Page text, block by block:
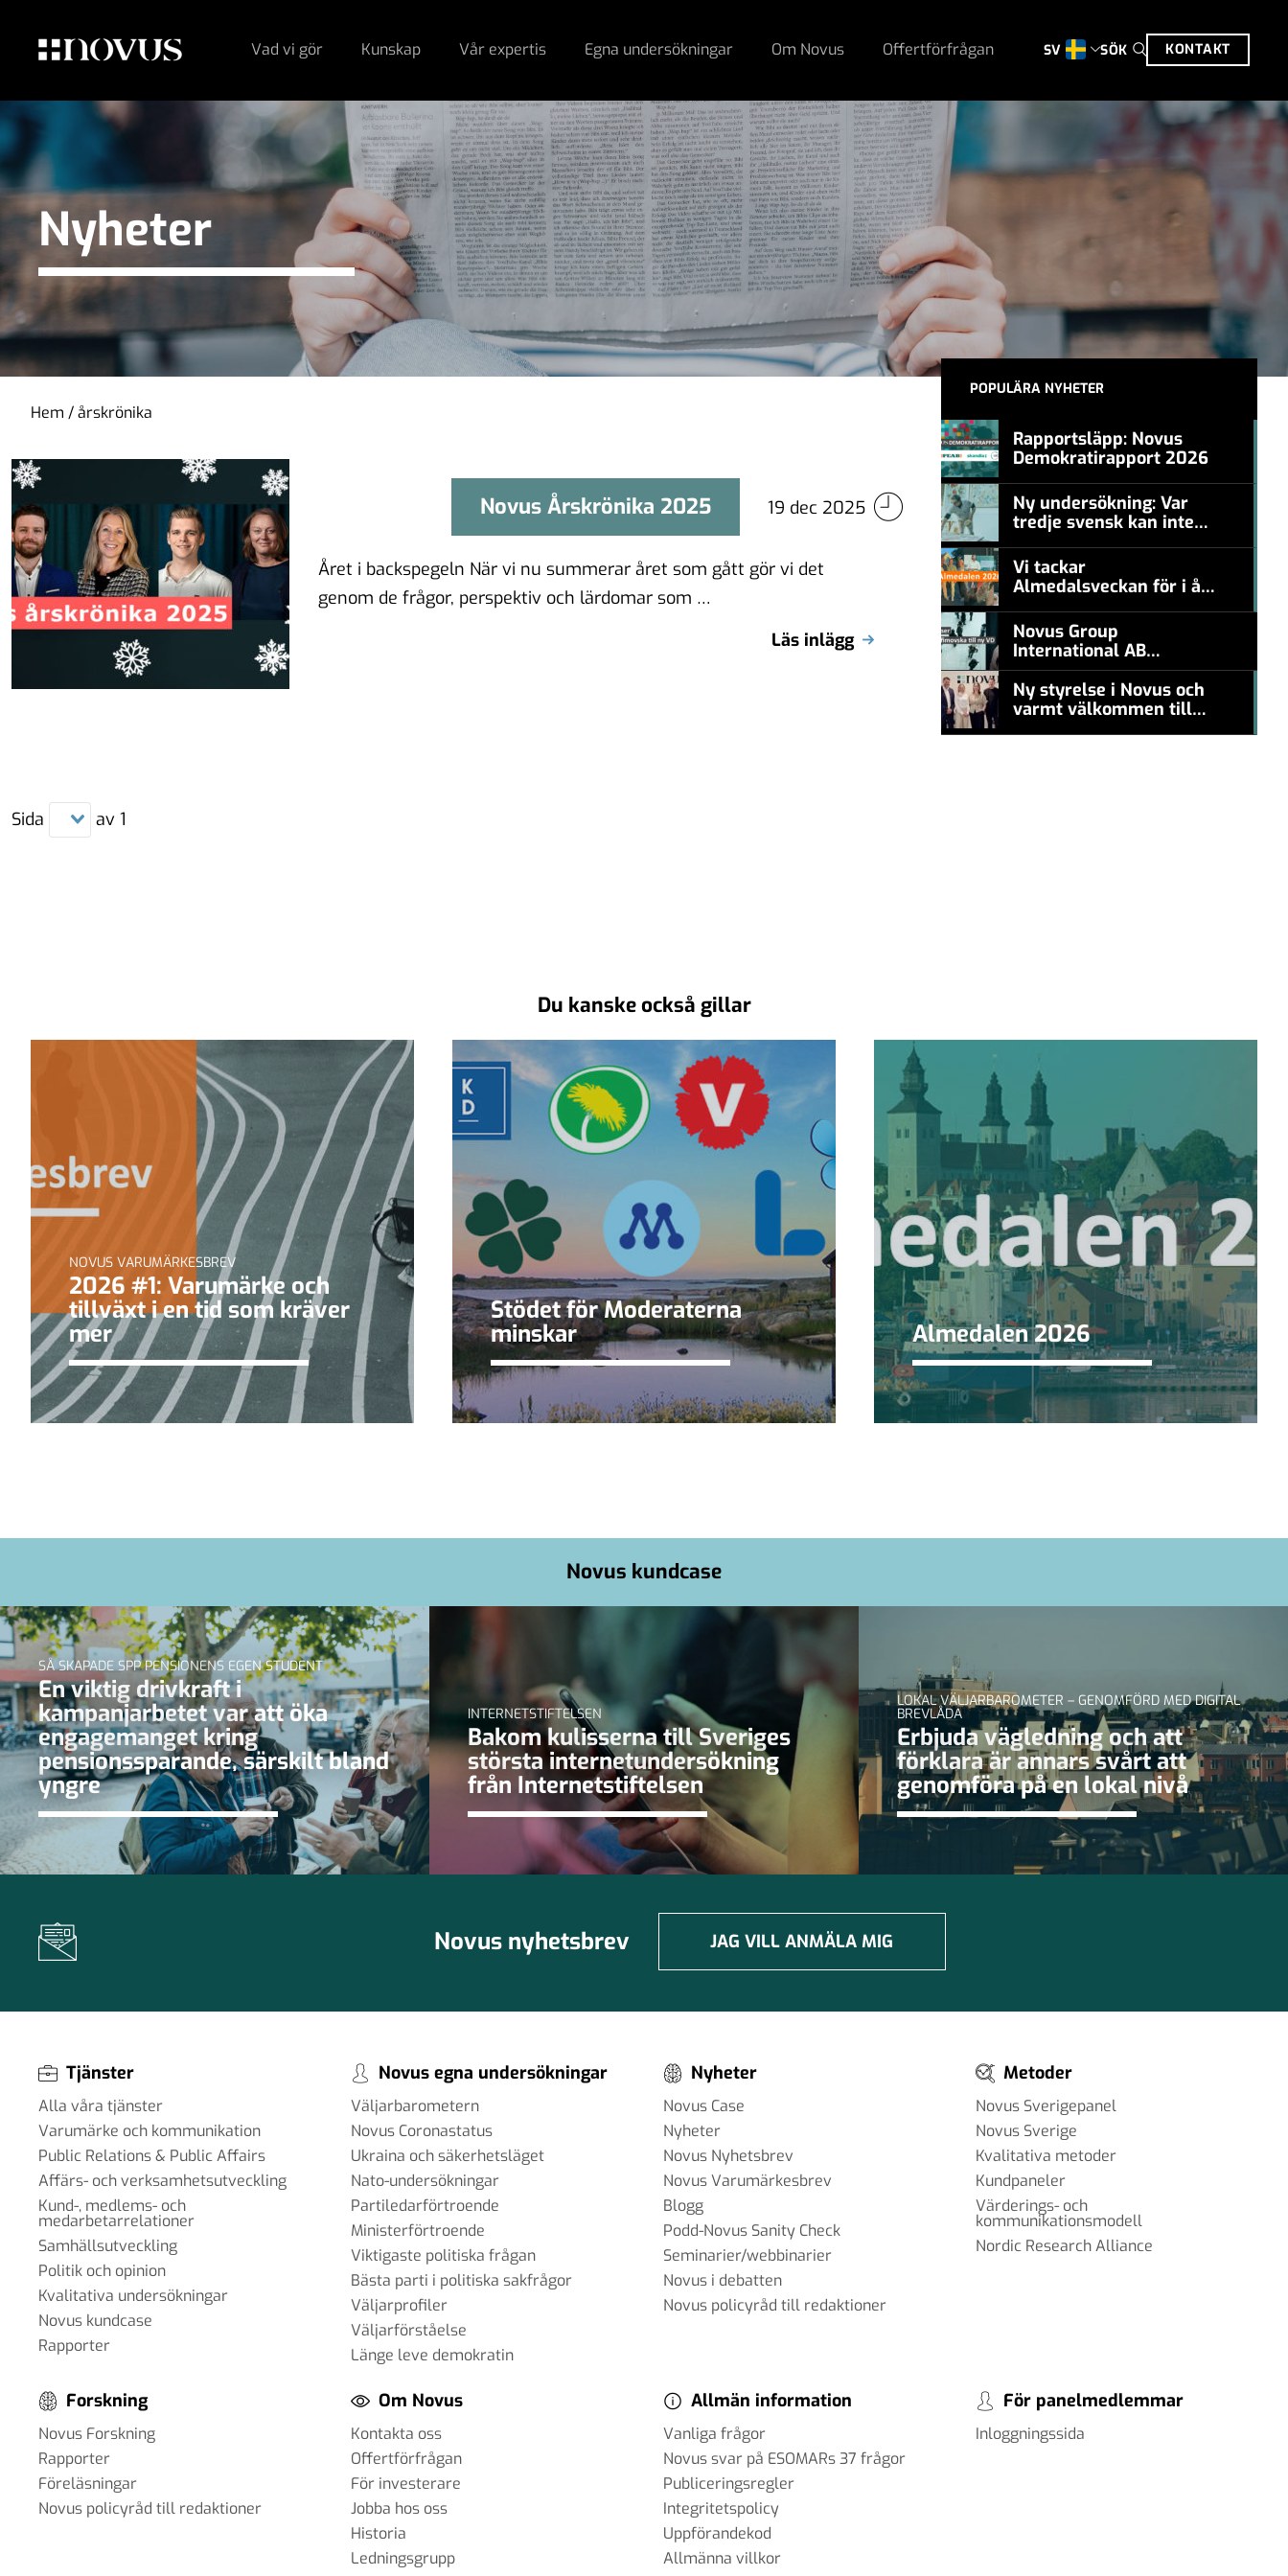
Vad vi gör Kunskap Vår expertis Egna undersökningar Om Novus Offertförfrågan SV SÖK KONTAKT
Nyheter
Hem /årskrönika
Novus Årskrönika 2025 19 dec 2025
Novus Årskrönika 2025
Året i backspegeln När vi nu summerar året som gått gör vi det
genom de frågor, perspektiv och lärdomar som …
Läs inlägg
POPULÄRA NYHETER
Rapportsläpp: Novus
Demokratirapport 2026
Ny undersökning: Var
tredje svensk kan inte
konstnär
#457a7b
Vi tackar
Almedalsveckan för i år!
Novus Group
International AB
appoints Ana
Serafimovska as new
CEO
Ny styrelse i Novus och
varmt välkommen till
Sida av 1
Du kanske också gillar
NOVUS VARUMÄRKESBREV
2026 #1: Varumärke och
tillväxt i en tid som kräver
mer
Stödet för Moderaterna
minskar Almedalen 2026
Novus kundcase
SÅ SKAPADE SPP PENSIONENS EGEN STUDENT
En viktig drivkraft i
kampanjarbetet var att öka
engagemanget kring
pensionssparande, särskilt bland
yngre
INTERNETSTIFTELSEN
Bakom kulisserna till Sveriges
största internetundersökning
från Internetstiftelsen
LOKAL VÄLJARBAROMETER – GENOMFÖRD MED DIGITAL
BREVLÅDA
Erbjuda vägledning och att
förklara är annars svårt att
genomföra på en lokal nivå
Novus nyhetsbrev JAG VILL ANMÄLA MIG
Tjänster
Alla våra tjänster
Varumärke och kommunikation
Public Relations & Public Affairs
Affärs- och verksamhetsutveckling
Kund-, medlems- och
medarbetarrelationer
Samhällsutveckling
Politik och opinion
Kvalitativa undersökningar
Novus kundcase
Rapporter
Novus egna undersökningar
Väljarbarometern
Novus Coronastatus
Ukraina och säkerhetsläget
Nato-undersökningar
Partiledarförtroende
Ministerförtroende
Viktigaste politiska frågan
Bästa parti i politiska sakfrågor
Väljarprofiler
Väljarförståelse
Länge leve demokratin
Nyheter
Novus Case
Nyheter
Novus Nyhetsbrev
Novus Varumärkesbrev
Blogg
Podd-Novus Sanity Check
Seminarier/webbinarier
Novus i debatten
Novus policyråd till redaktioner
Metoder
Novus Sverigepanel
Novus Sverige
Kvalitativa metoder
Kundpaneler
Värderings- och
kommunikationsmodell
Nordic Research Alliance
Forskning
Novus Forskning
Rapporter
Föreläsningar
Novus policyråd till redaktioner
Om Novus
Kontakta oss
Offertförfrågan
För investerare
Jobba hos oss
Historia
Ledningsgrupp
Allmän information
Vanliga frågor
Novus svar på ESOMARs 37 frågor
Publiceringsregler
Integritetspolicy
Uppförandekod
Allmänna villkor
För panelmedlemmar
Inloggningssida